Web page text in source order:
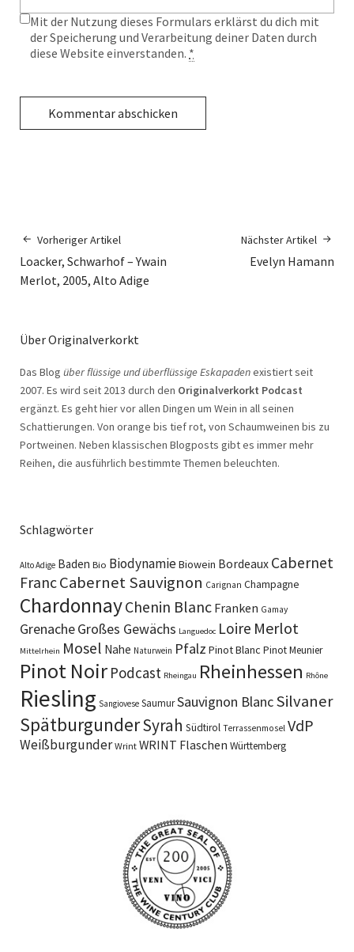
Mit der Nutzung dieses Formulars erklärst du dich mit
der Speicherung und Verarbeitung deiner Daten durch
diese Website einverstanden. *
Vorheriger Artikel
Loacker, Schwarhof – Ywain
Merlot, 2005, Alto Adige
Nächster Artikel
Evelyn Hamann
Über Originalverkorkt
Das Blog über flüssige und überflüssige Eskapadenexistiert seit
2007. Es wird seit 2013 durch den Originalverkorkt Podcast
ergänzt. Es geht hier vor allen Dingen um Wein in all seinen
Schattierungen. Von orange bis tief rot, von Schaumweinen bis zu
Portweinen. Neben klassischen Blogposts gibt es immer mehr
Reihen, die ausführlich bestimmte Themen beleuchten.
Schlagwörter
Alto Adige Baden Bio BiodynamieBiowein Bordeaux Cabernet
FrancCabernet Sauvignon Carignan Champagne
ChardonnayChenin Blanc Franken Gamay
GrenacheGroßes Gewächs Languedoc Loire Merlot
Mittelrhein Mosel Nahe Naturwein Pfalz Pinot Blanc Pinot Meunier
Pinot Noir Podcast Rheingau Rheinhessen Rhône
Riesling Sangiovese SaumurSauvignon BlancSilvaner
SpätburgunderSyrah Südtirol Terrassenmosel VdP
Weißburgunder Wrint WRINT Flaschen Württemberg